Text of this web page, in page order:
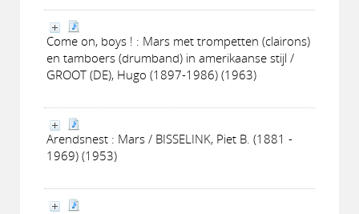
Come on, boys ! : Mars met trompetten (clairons)
en tamboers (drumband) in amerikaanse stijl /
GROOT (DE), Hugo (1897-1986) (1963)
Arendsnest : Mars / BISSELINK, Piet B. (1881 -
1969) (1953)